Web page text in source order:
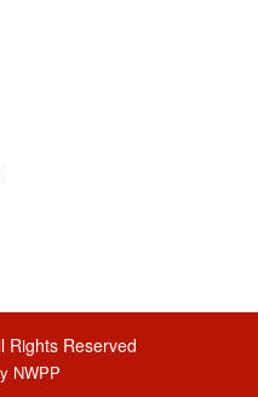
Rights Reserved
NWPP